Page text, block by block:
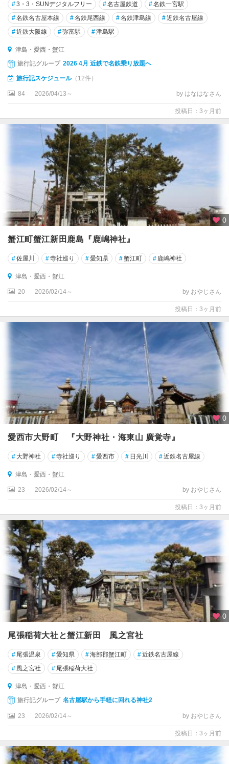
美
半
島
蒲
郡
吉
良
島
・
セ
ン
ト
ア
・
#3・3・SUNデジタルフリー #名古屋鉄道 #名鉄一宮駅
#名鉄名古屋本線 #名鉄尾西線 #名鉄津島線 #近鉄名古屋線
#近鉄大阪線 #弥富駅 #津島駅
津島・愛西・蟹江
旅行記グループ 2026 4月 近鉄で名鉄乗り放題へ
旅行記スケジュール（12件）
84 2026/04/13～ by はなはなさん
投稿日：3ヶ月前
0
蟹江町蟹江新田鹿島『鹿嶋神社』
#佐屋川 #寺社巡り #愛知県 #蟹江町 # 鹿嶋神社
津島・愛西・蟹江
20 2026/02/14～ by おやじさん
投稿日：3ヶ月前
0
愛西市大野町 『大野神社・海東山 廣覚寺』
# 大野神社 #寺社巡り #愛西市 # 日光川 #近鉄名古屋線
津島・愛西・蟹江
23 2026/02/14～ by おやじさん
投稿日：3ヶ月前
0
尾張稲荷大社と蟹江新田 風之宮社
# 尾張温泉 #愛知県 #海部郡蟹江町 #近鉄名古屋線
# 風之宮社 # 尾張稲荷大社
津島・愛西・蟹江
旅行記グループ 名古屋駅から手軽に回れる神社2
23 2026/02/14～ by おやじさん
投稿日：3ヶ月前